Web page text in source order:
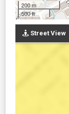
200 m
500 ft
Street View